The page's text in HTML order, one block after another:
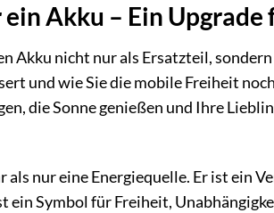
Akku – Ein
Akku nicht nur als Ersatzteil,
und wie Sie die mobile Freiheit
die Sonne genießen und Ihre
als nur eine Energiequelle. Er ist ein
ein Symbol für Freiheit,